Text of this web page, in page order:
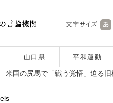
山口県 平和運動
国の尻馬で「戦う覚悟」迫る旧